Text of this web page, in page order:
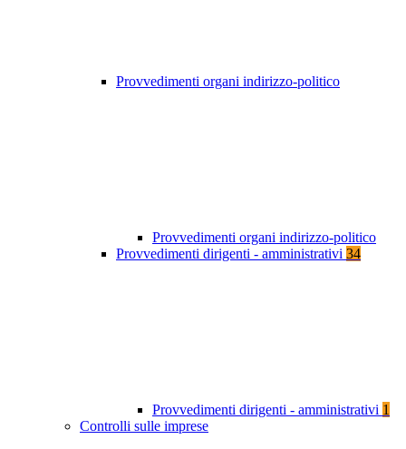
Provvedimenti organi indirizzo-politico
Provvedimenti organi indirizzo-politico
Provvedimenti dirigenti - amministrativi 34
Provvedimenti dirigenti - amministrativi 1
Controlli sulle imprese